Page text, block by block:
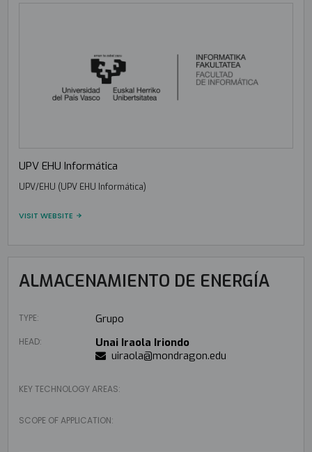
UPV EHU Informática
UPV/EHU (UPV EHU Informática)
VISIT WEBSITE
ALMACENAMIENTO DE ENERGÍA
TYPE: Grupo
HEAD:
Unai Iraola Iriondo
uiraola@mondragon.edu
KEY TECHNOLOGY AREAS:
SCOPE OF APPLICATION: